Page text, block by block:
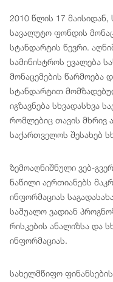
2010 წლის 17
სავალუტო ფონდის
სტანდარტის წევრი.
სამინისტროს ევალება
მონაცემების წარმოება
სტანდარტით
იგზავნება სხვადასხვა
რომლებიც თავის მხრივ
საქართველოს შესახებ
ზემოაღნიშნული ვებ-
ნაწილი აერთიანებს
ინფორმაციას
საშუალო ვადიან
რისკების ანალიზსა და
ინფორმაციას.
სახელმწიფო